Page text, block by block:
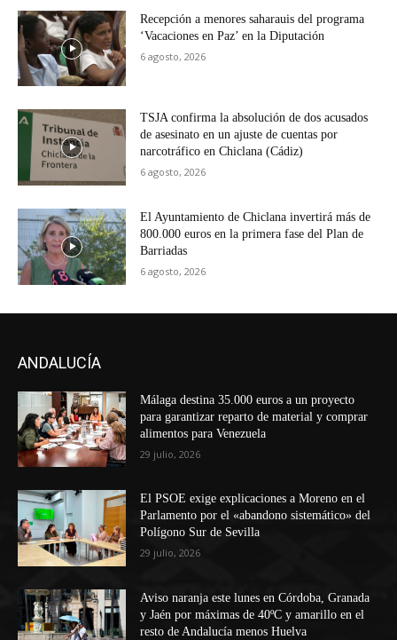
Recepción a menores saharauis del programa
‘Vacaciones en Paz’ en la Diputación
6 agosto, 2026
TSJA confirma la absolución de dos acusados
de asesinato en un ajuste de cuentas por
narcotráfico en Chiclana (Cádiz)
6 agosto, 2026
El Ayuntamiento de Chiclana invertirá más de
800.000 euros en la primera fase del Plan de
Barriadas
6 agosto, 2026
ANDALUCÍA
Málaga destina 35.000 euros a un proyecto
para garantizar reparto de material y comprar
alimentos para Venezuela
29 julio, 2026
El PSOE exige explicaciones a Moreno en el
Parlamento por el «abandono sistemático» del
Polígono Sur de Sevilla
29 julio, 2026
Aviso naranja este lunes en Córdoba, Granada
y Jaén por máximas de 40ºC y amarillo en el
resto de Andalucía menos Huelva